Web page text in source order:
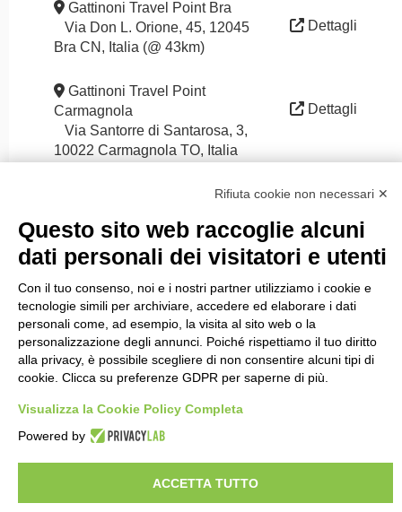
Gattinoni Travel Point Bra
Via Don L. Orione, 45, 12045
Bra CN, Italia (@ 43km)
Dettagli
Gattinoni Travel Point
Carmagnola
Via Santorre di Santarosa, 3,
10022 Carmagnola TO, Italia
Dettagli
Via Statuto 2
Rete sociale
Rifiuta cookie non necessari ✕
Questo sito web raccoglie alcuni
dati personali dei visitatori e utenti
Con il tuo consenso, noi e i nostri partner utilizziamo i cookie e
tecnologie simili per archiviare, accedere ed elaborare i dati
personali come, ad esempio, la visita al sito web o la
personalizzazione degli annunci. Poiché rispettiamo il tuo diritto
alla privacy, è possibile scegliere di non consentire alcuni tipi di
cookie. Clicca su preferenze GDPR per saperne di più.
Visualizza la Cookie Policy Completa
Powered by
ACCETTA TUTTO